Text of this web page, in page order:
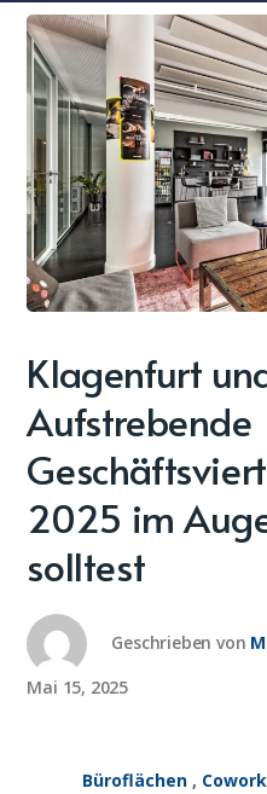
Klagenfurt
Aufstrebende
2025 im
solltest
Geschrieben von
Mai 15, 2025
Büroflächen,